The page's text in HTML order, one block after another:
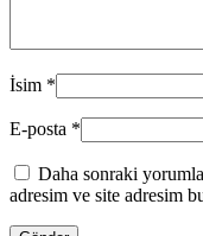
İsim *
E-posta *
Daha sonraki
adresim ve site adresim